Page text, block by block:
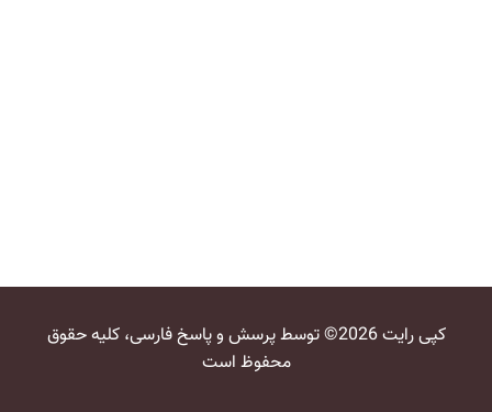
کپی رایت 2026© توسط پرسش و پاسخ فارسی، کلیه حقوق
محفوظ است